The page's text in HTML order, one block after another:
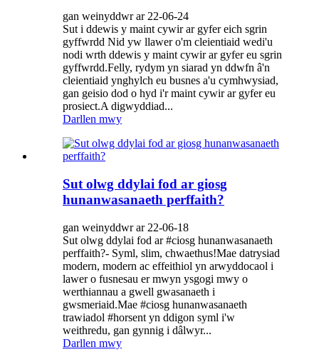
gan weinyddwr ar 22-06-24
Sut i ddewis y maint cywir ar gyfer eich sgrin
gyffwrdd Nid yw llawer o'm cleientiaid wedi'u
nodi wrth ddewis y maint cywir ar gyfer eu sgrin
gyffwrdd.Felly, rydym yn siarad yn ddwfn â'n
cleientiaid ynghylch eu busnes a'u cymhwysiad,
gan geisio dod o hyd i'r maint cywir ar gyfer eu
prosiect.A digwyddiad...
Darllen mwy
Sut olwg ddylai fod ar giosg
hunanwasanaeth perffaith?
gan weinyddwr ar 22-06-18
Sut olwg ddylai fod ar #ciosg hunanwasanaeth
perffaith?- Syml, slim, chwaethus!Mae datrysiad
modern, modern ac effeithiol yn arwyddocaol i
lawer o fusnesau er mwyn ysgogi mwy o
werthiannau a gwell gwasanaeth i
gwsmeriaid.Mae #ciosg hunanwasanaeth
trawiadol #horsent yn ddigon syml i'w
weithredu, gan gynnig i dâlwyr...
Darllen mwy